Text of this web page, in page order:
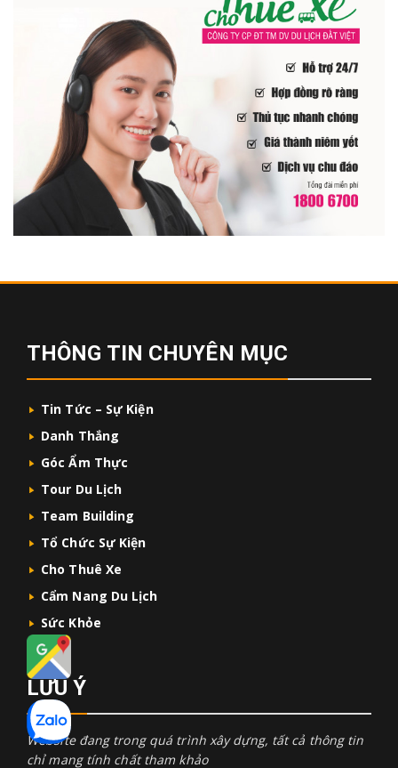
THÔNG TIN CHUYÊN MỤC
Tin Tức – Sự Kiện
Danh Thắng
Góc Ẩm Thực
Tour Du Lịch
Team Building
Tổ Chức Sự Kiện
Cho Thuê Xe
Cẩm Nang Du Lịch
Sức Khỏe
LƯU Ý
Website đang trong quá trình xây dựng, tất cả thông tin
chỉ mang tính chất tham khảo